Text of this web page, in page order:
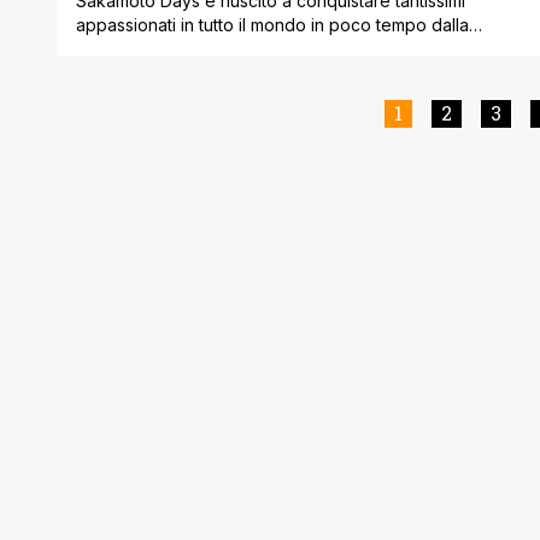
appassionati in tutto il mondo in poco tempo dalla
rivista Weekly Shōnen Jump di Shueisha nel 2020 ed è
tutt'ora in corso anche se chiaramente, come accade
1 2 3